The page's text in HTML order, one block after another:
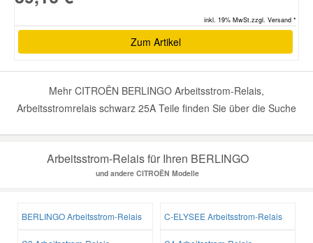
inkl. 19% MwSt.zzgl. Versand *
Zum Artikel
Mehr CITROËN BERLINGO Arbeitsstrom-Relais,
Arbeitsstromrelais schwarz 25A Teile finden Sie über die Suche
Arbeitsstrom-Relais für Ihren BERLINGO
und andere CITROËN Modelle
BERLINGO Arbeitsstrom-Relais C-ELYSEE Arbeitsstrom-Relais